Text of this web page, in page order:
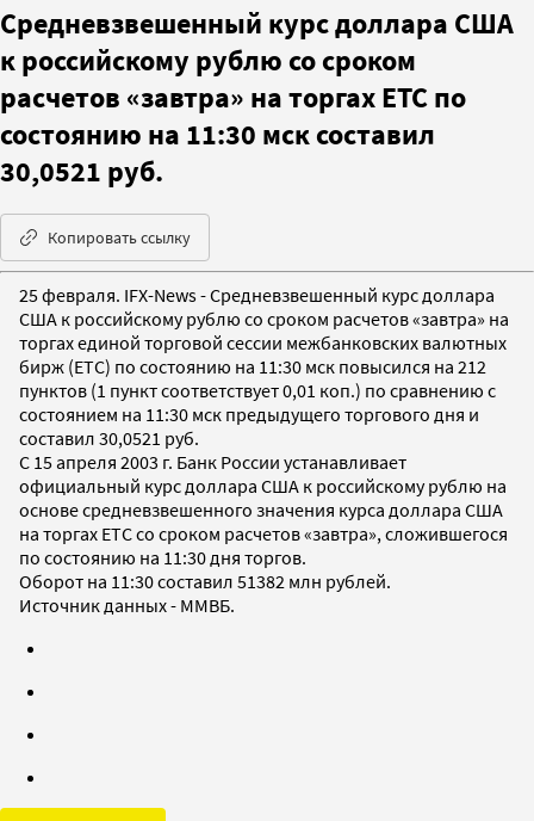
Средневзвешенный курс доллара США
к российскому рублю со сроком
расчетов «завтра» на торгах ETC по
состоянию на 11:30 мск составил
30,0521 руб.
Копировать ссылку
25 февраля. IFX-News - Средневзвешенный курс доллара
США к российскому рублю со сроком расчетов «завтра» на
торгах единой торговой сессии межбанковских валютных
бирж (ETC) по состоянию на 11:30 мск повысился на 212
пунктов (1 пункт соответствует 0,01 коп.) по сравнению с
состоянием на 11:30 мск предыдущего торгового дня и
составил 30,0521 руб.
С 15 апреля 2003 г. Банк России устанавливает
официальный курс доллара США к российскому рублю на
основе средневзвешенного значения курса доллара США
на торгах ETC со сроком расчетов «завтра», сложившегося
по состоянию на 11:30 дня торгов.
Оборот на 11:30 составил 51382 млн рублей.
Источник данных - ММВБ.